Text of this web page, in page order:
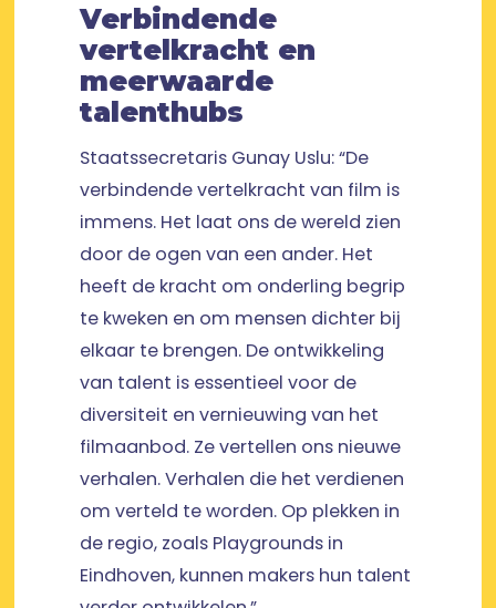
Verbindende
vertelkracht en
meerwaarde
talenthubs
Staatssecretaris Gunay Uslu: “De
verbindende vertelkracht van film is
immens. Het laat ons de wereld zien
door de ogen van een ander. Het
heeft de kracht om onderling begrip
te kweken en om mensen dichter bij
elkaar te brengen. De ontwikkeling
van talent is essentieel voor de
diversiteit en vernieuwing van het
filmaanbod. Ze vertellen ons nieuwe
verhalen. Verhalen die het verdienen
om verteld te worden. Op plekken in
de regio, zoals Playgrounds in
Eindhoven, kunnen makers hun talent